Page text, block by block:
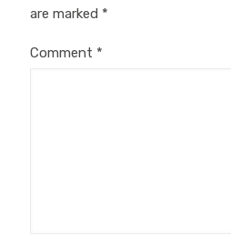
are marked *
Comment *